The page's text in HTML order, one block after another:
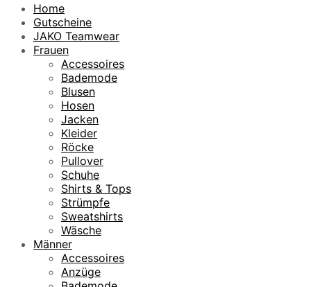
Home
Gutscheine
JAKO Teamwear
Frauen
Accessoires
Bademode
Blusen
Hosen
Jacken
Kleider
Röcke
Pullover
Schuhe
Shirts & Tops
Strümpfe
Sweatshirts
Wäsche
Männer
Accessoires
Anzüge